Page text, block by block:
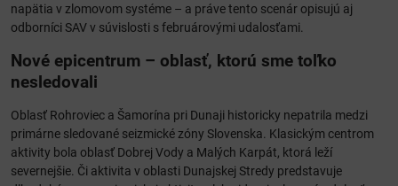
napätia v zlomovom systéme – a práve tento scenár opisujú aj
odborníci SAV v súvislosti s februárovými udalosťami.
Nové epicentrum – oblasť, ktorú sme toľko
nesledovali
Oblasť Rohroviec a Šamorína pri Dunaji historicky nepatrila medzi
primárne sledované seizmické zóny Slovenska. Klasickým centrom
aktivity bola oblasť Dobrej Vody a Malých Karpát, ktorá leží
severnejšie. Či aktivita v oblasti Dunajskej Stredy predstavuje